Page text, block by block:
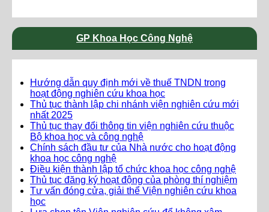
GP Khoa Học Công Nghệ
Hướng dẫn quy định mới về thuế TNDN trong
hoạt động nghiên cứu khoa học
Thủ tục thành lập chi nhánh viện nghiên cứu mới
nhất 2025
Thủ tục thay đổi thông tin viện nghiên cứu thuộc
Bộ khoa học và công nghệ
Chính sách đầu tư của Nhà nước cho hoạt động
khoa học công nghệ
Điều kiện thành lập tổ chức khoa học công nghệ
Thủ tục đăng ký hoạt động của phòng thí nghiệm
Tư vấn đóng cửa, giải thể Viện nghiên cứu khoa
học